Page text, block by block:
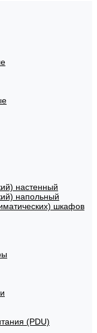
настенный
напольный
шкафов
(PDU)